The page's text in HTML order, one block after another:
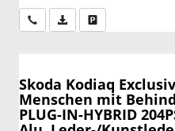
Wir rufen Sie an
PDF-Datei,
Skoda Kodiaq
Menschen mit
PLUG-IN-HYBRID